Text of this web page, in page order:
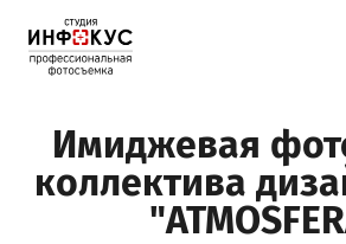
Имиджевая
коллектива